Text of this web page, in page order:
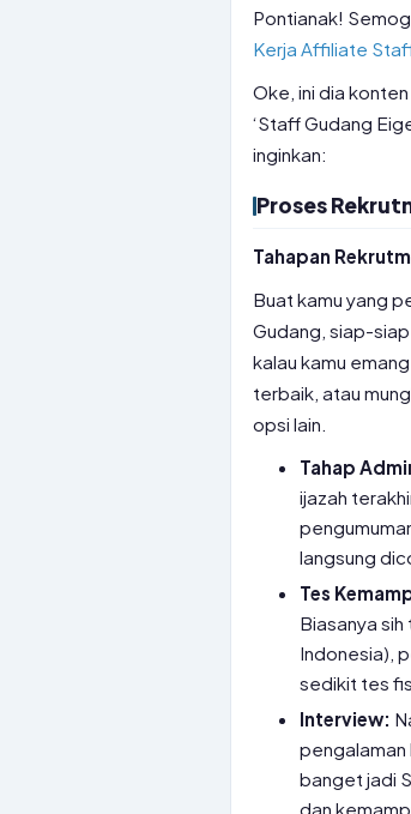
Pontianak!
Kerja Affiliate
Oke, ini dia
‘Staff Gudang
inginkan:
Proses
Tahapan
Buat kamu yang
Gudang, siap-
kalau kamu
terbaik, atau
opsi lain.
Tahap
ijazah
langsung
Tes
Biasanya
Indonesia),
sedikit tes
Interview:
pengalaman
banget jadi
dan